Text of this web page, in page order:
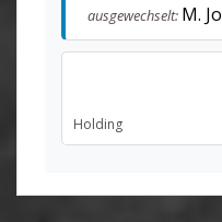
ausgewechselt: M.
Holding